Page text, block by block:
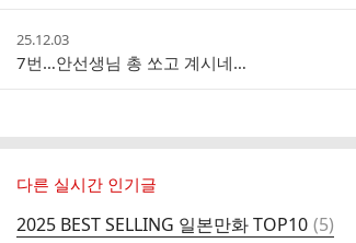
간
작
성
시
간
25.12.03
7번…안선생님 총 쏘고 계시네…
다른 실시간 인기글
2025 BEST SELLING 일본만화 TOP10 댓
(5)